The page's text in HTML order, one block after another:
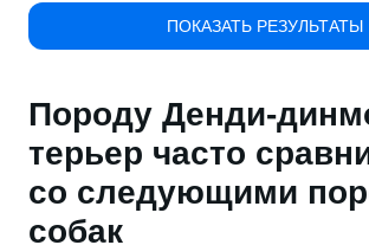
ПОКАЗАТЬ РЕЗУЛЬТАТЫ
Породу Денди-
терьер часто
со следующими
собак